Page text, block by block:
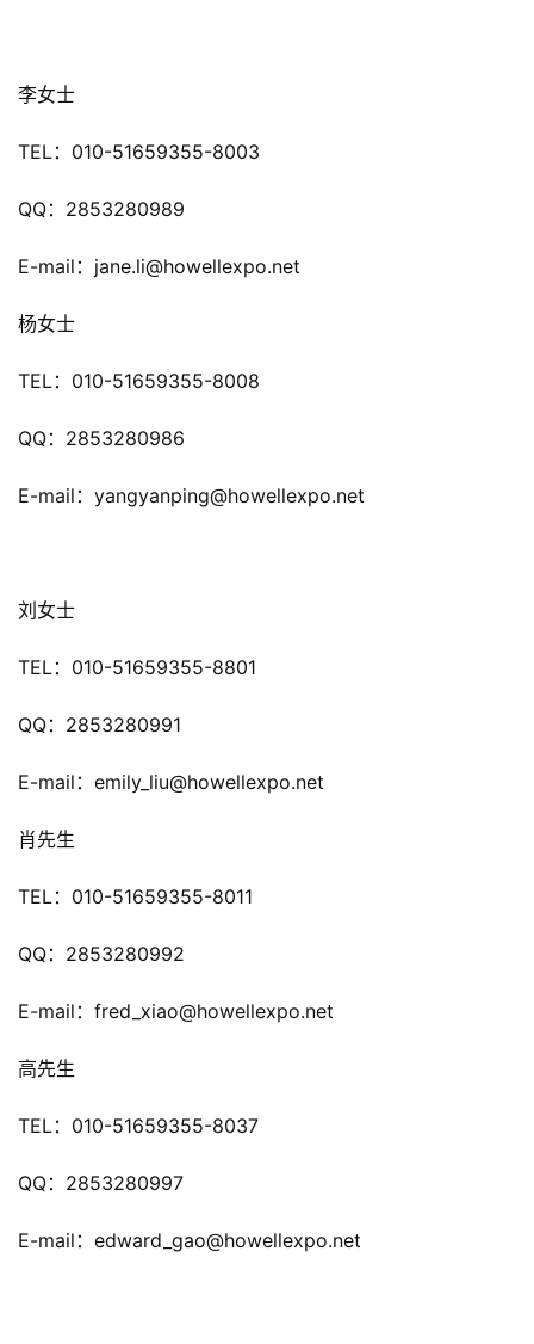
页
茶
游
业
机
戏
机
戏
休
游
0
李女士
TEL：010-51659355-8003
QQ：2853280989
E-mail：jane.li@howellexpo.net
杨女士
TEL：010-51659355-8008
QQ：2853280986
E-mail：yangyanping@howellexpo.net
刘女士
TEL：010-51659355-8801
QQ：2853280991
E-mail：emily_liu@howellexpo.net
肖先生
TEL：010-51659355-8011
QQ：2853280992
E-mail：fred_xiao@howellexpo.net
高先生
TEL：010-51659355-8037
QQ：2853280997
E-mail：edward_gao@howellexpo.net